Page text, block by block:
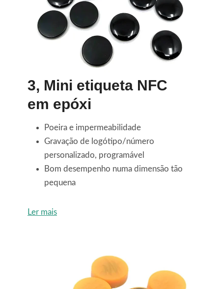
3, Mini etiqueta NFC
em epóxi
Poeira e impermeabilidade
Gravação de logótipo/número
personalizado, programável
Bom desempenho numa dimensão tão
pequena
Ler mais